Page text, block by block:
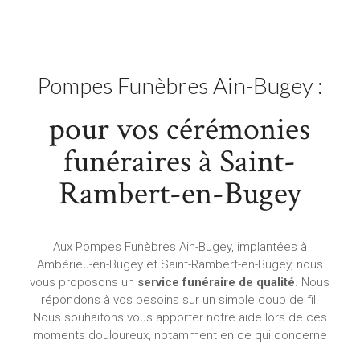
Pompes Funèbres Ain-Bugey :
pour vos cérémonies
funéraires à Saint-
Rambert-en-Bugey
Aux Pompes Funèbres Ain-Bugey, implantées à
Ambérieu-en-Bugey et Saint-Rambert-en-Bugey, nous
vous proposons un service funéraire de qualité. Nous
répondons à vos besoins sur un simple coup de fil.
Nous souhaitons vous apporter notre aide lors de ces
moments douloureux, notamment en ce qui concerne